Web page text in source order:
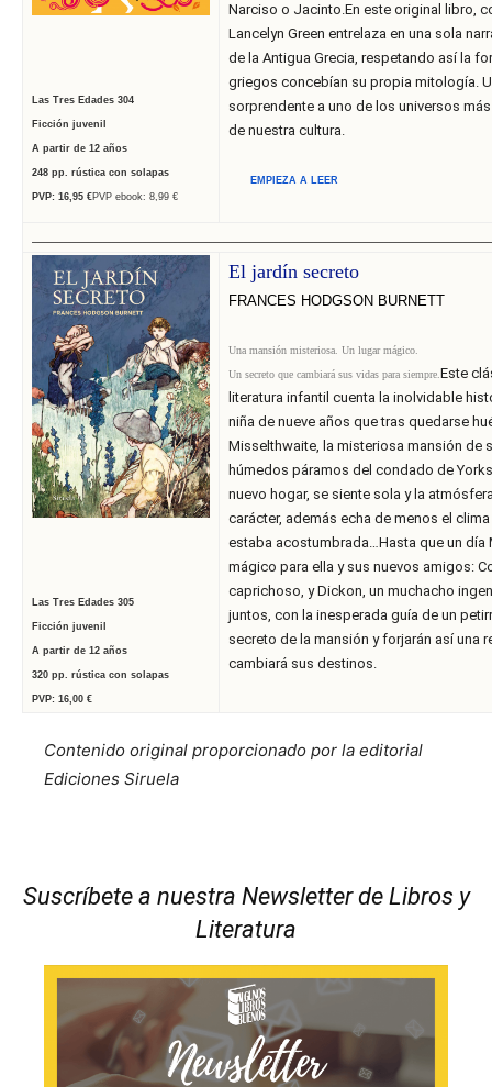
Las Tres Edades 304
Ficción juvenil
A partir de 12 años
248 pp. rústica con solapas
PVP: 16,95 €PVP ebook: 8,99 €
Narciso o Jacinto.En este original libro,
Lancelyn Green entrelaza en una sola
de la Antigua Grecia, respetando así la
griegos concebían su propia mitología.
sorprendente a uno de los universos
de nuestra cultura.
EMPIEZA A LEER
Las Tres Edades 305
Ficción juvenil
A partir de 12 años
320 pp. rústica con solapas
PVP: 16,00 €
El jardín secreto
FRANCES HODGSON BURNETT
Una mansión misteriosa. Un lugar mágico.
Un secreto que cambiará sus vidas para siempre. Este
literatura infantil cuenta la inol­vidable
niña de nueve años que tras quedarse
Misselthwaite, la misteriosa mansión de
húmedos páramos del condado de
nuevo hogar, se siente sola y la
carácter, además echa de menos el
estaba acostumbrada…Hasta que un día
mágico para ella y sus nuevos amigos:
caprichoso, y Dickon, un muchacho
juntos, con la inesperada guía de un
secreto de la mansión y forjarán así una
cambiará sus destinos.
Contenido original proporcionado por la editorial
Ediciones Siruela
Suscríbete a nuestra Newsletter de Libros y
Literatura